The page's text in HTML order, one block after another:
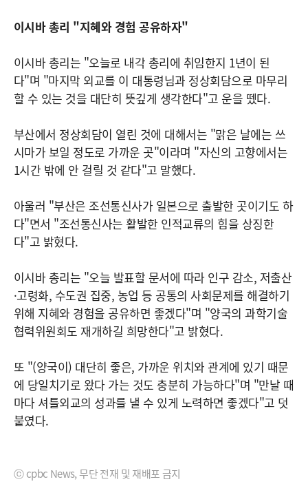
이시바 총리 "지혜와 경험 공유하자"
이시바 총리는 "오늘로 내각 총리에 취임한지 1년이 된
다"며 "마지막 외교를 이 대통령님과 정상회담으로 마무리
할 수 있는 것을 대단히 뜻깊게 생각한다"고 운을 뗐다.
부산에서 정상회담이 열린 것에 대해서는 "맑은 날에는 쓰
시마가 보일 정도로 가까운 곳"이라며 "자신의 고향에서는
1시간 밖에 안 걸릴 것 같다"고 말했다.
아울러 "부산은 조선통신사가 일본으로 출발한 곳이기도 하
다"면서 "조선통신사는 활발한 인적교류의 힘을 상징한
다"고 밝혔다.
이시바 총리는 "오늘 발표할 문서에 따라 인구 감소, 저출산
·고령화, 수도권 집중, 농업 등 공통의 사회문제를 해결하기
위해 지혜와 경험을 공유하면 좋겠다"며 "양국의 과학기술
협력위원회도 재개하길 희망한다"고 밝혔다.
또 "(양국이) 대단히 좋은, 가까운 위치와 관계에 있기 때문
에 당일치기로 왔다 가는 것도 충분히 가능하다"며 "만날 때
마다 셔틀외교의 성과를 낼 수 있게 노력하면 좋겠다"고 덧
붙였다.
ⓒ cpbc News, 무단 전재 및 재배포 금지